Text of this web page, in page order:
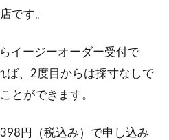
です。
イージーオーダー受付で
ば、2度目からは採寸なしで
とができます。
円（税込み）で申し込み